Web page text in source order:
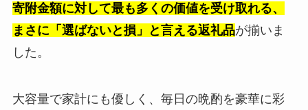
寄附金額に対して最も多くの価値を受け取れる、
まさに「選ばないと損」と言える返礼品が揃いま
した。
大容量で家計にも優しく、毎日の晩酌を豪華に彩